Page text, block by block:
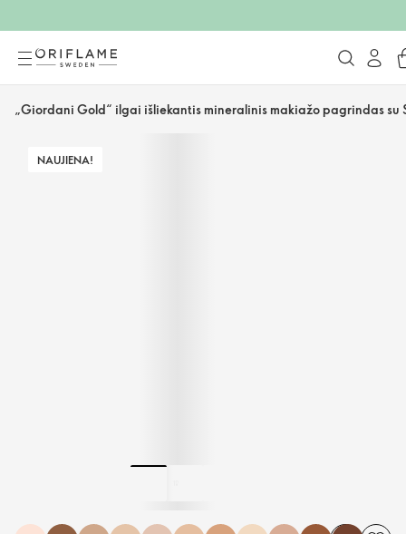
„Giordani Gold“ ilgai išliekantis mineralinis makiažo pagrindas su
NAUJIENA!